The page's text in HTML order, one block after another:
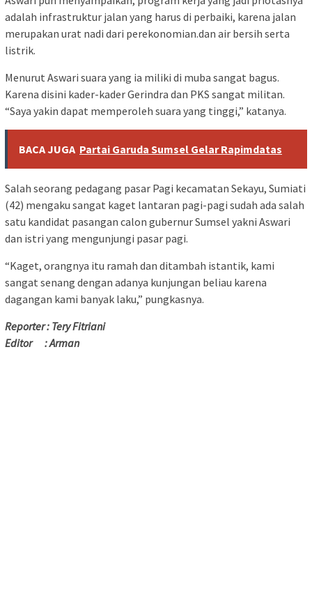
adalah infrastruktur jalan yang harus di perbaiki, karena jalan
merupakan urat nadi dari perekonomian.dan air bersih serta
listrik.
Menurut Aswari suara yang ia miliki di muba sangat bagus.
Karena disini kader-kader Gerindra dan PKS sangat militan.
“Saya yakin dapat memperoleh suara yang tinggi,” katanya.
BACA JUGA Partai Garuda Sumsel Gelar Rapimdatas
Salah seorang pedagang pasar Pagi kecamatan Sekayu, Sumiati
(42) mengaku sangat kaget lantaran pagi-pagi sudah ada salah
satu kandidat pasangan calon gubernur Sumsel yakni Aswari
dan istri yang mengunjungi pasar pagi.
“Kaget, orangnya itu ramah dan ditambah istantik, kami
sangat senang dengan adanya kunjungan beliau karena
dagangan kami banyak laku,” pungkasnya.
Reporter : Tery Fitriani
Editor : Arman